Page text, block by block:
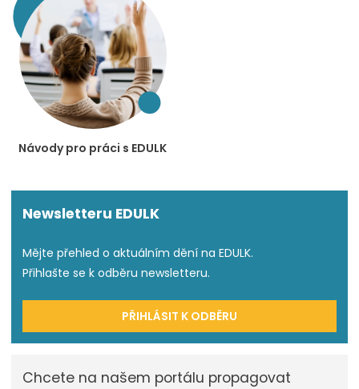
Návody pro práci s EDULK
Newsletteru EDULK
Mějte přehled o aktuálním dění na EDULK.
Přihlašte se k odběru newsletteru.
PŘIHLÁSIT K ODBĚRU
Chcete na našem portálu propagovat